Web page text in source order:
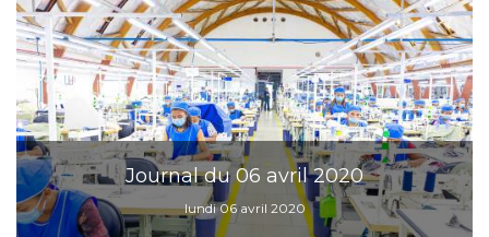
Journal du 06 avril 2020
lundi 06 avril 2020